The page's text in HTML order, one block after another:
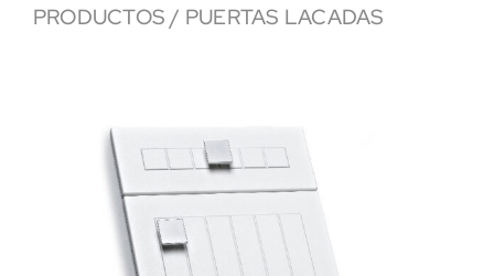
PRODUCTOS/ PUERTAS LACADAS